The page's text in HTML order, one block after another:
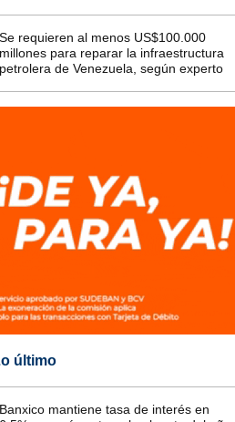
requieren al menos US$100.000
para reparar la infraestructura
de Venezuela, según experto
último
mantiene tasa de interés en